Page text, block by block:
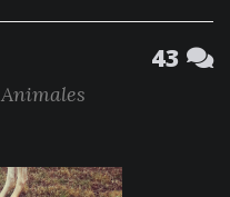
43
Animales